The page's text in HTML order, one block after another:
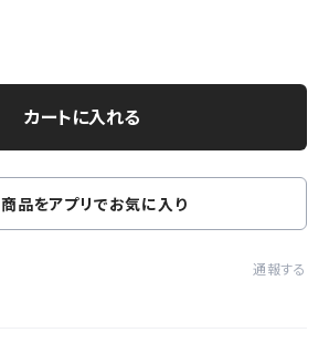
カートに入れる
商品をアプリでお気に入り
通報する